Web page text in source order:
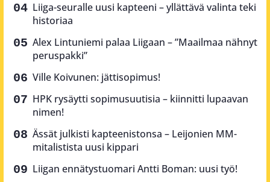
Liiga-seuralle uusi kapteeni – yllättävä valinta teki
historiaa
Alex Lintuniemi palaa Liigaan – ”Maailmaa nähnyt
peruspakki”
Ville Koivunen: jättisopimus!
HPK rysäytti sopimusuutisia – kiinnitti lupaavan
nimen!
Ässät julkisti kapteenistonsa – Leijonien MM-
mitalistista uusi kippari
Liigan ennätystuomari Antti Boman: uusi työ!